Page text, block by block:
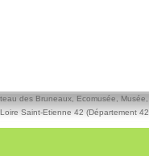
des Bruneaux, Ecomusée,
Saint-Etienne 42 (Département